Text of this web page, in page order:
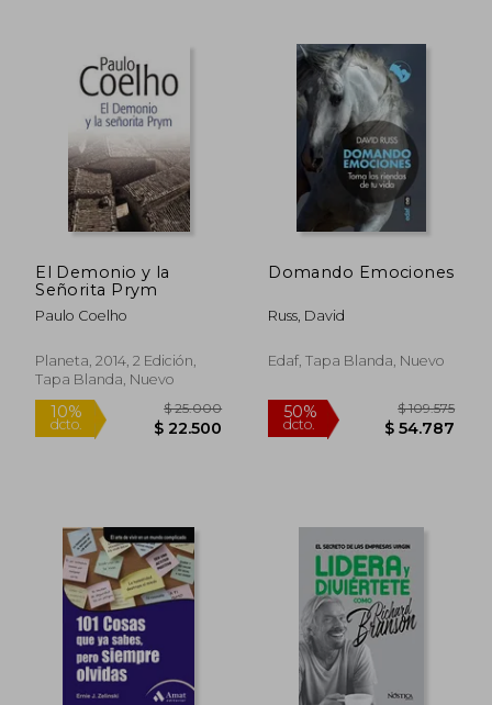
El Demonio y la
Señorita Prym
Paulo Coelho
Planeta, 2014, 2 Edición,
Tapa Blanda, Nuevo
Domando Emociones
Russ, David
Edaf, Tapa Blanda, Nuevo